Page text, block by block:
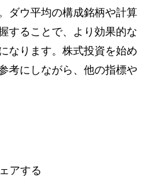
ダウ平均の構成銘柄や計算
することで、より効果的な
なります。株式投資を始め
考にしながら、他の指標や
アする